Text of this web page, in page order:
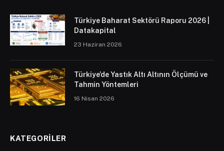
Türkiye Baharat Sektörü Raporu 2026 |
Datakapital
23 Haziran 2026
Türkiye’de Yastık Altı Altının Ölçümü ve
Tahmin Yöntemleri
16 Nisan 2026
KATEGORILER